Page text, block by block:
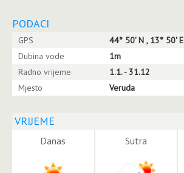
PODACI
GPS
44° 50' N , 13° 50' E
Dubina vode
1m
Radno vrijeme
1.1. - 31.12
Mjesto
Veruda
VRIJEME
Danas Sutra